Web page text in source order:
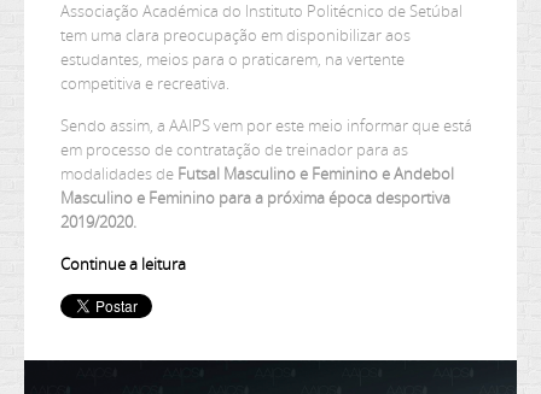
Associação Académica do Instituto Politécnico de Setúbal
tem uma clara preocupação em disponibilizar aos
estudantes, meios para o praticarem, na vertente
competitiva e recreativa.
Sendo assim, a AAIPS vem por este meio informar que está
em processo de contratação de treinador para as
modalidades de Futsal Masculino e Feminino e Andebol
Masculino e Feminino para a próxima época desportiva
2019/2020.
Continue a leitura